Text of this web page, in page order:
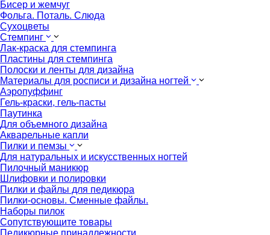
Бисер и жемчуг
Фольга. Поталь. Слюда
Сухоцветы
Стемпинг
Лак-краска для стемпинга
Пластины для стемпинга
Полоски и ленты для дизайна
Материалы для росписи и дизайна ногтей
Аэропуффинг
Гель-краски, гель-пасты
Паутинка
Для объемного дизайна
Акварельные капли
Пилки и пемзы
Для натуральных и искусственных ногтей
Пилочный маникюр
Шлифовки и полировки
Пилки и файлы для педикюра
Пилки-основы. Сменные файлы.
Наборы пилок
Сопутствующите товары
Педикюрные принадлежности